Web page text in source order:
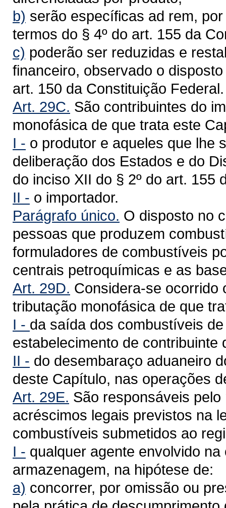
b) serão específicas ad rem,
termos do § 4º do art. 155 da
c) poderão ser reduzidas e
financeiro, observado o
art. 150 da Constituição Federal.
Art. 29C. São contribuintes do
monofásica de que trata este
I - o produtor e aqueles que lhe
deliberação dos Estados e do
do inciso XII do § 2º do art. 155
II - o importador.
Parágrafo único. O disposto no
pessoas que produzem
formuladores de combustíveis
centrais petroquímicas e as
Art. 29D. Considera-se ocorrido
tributação monofásica de que
I - da saída dos combustíveis
estabelecimento de
II - do desembaraço aduaneiro
deste Capítulo, nas operações
Art. 29E. São responsáveis
acréscimos legais previstos na
combustíveis submetidos ao
I - qualquer agente envolvido
armazenagem, na hipótese de:
a) concorrer, por omissão ou